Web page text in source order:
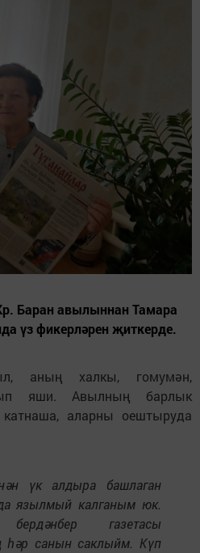
Баран авылыннан Тамара
үз фикерләрен җиткерде.
аның халкы, гомумән,
яши. Авылның барлык
аларны оештыруда
үк алдыра башлаган
язылмый калганым юк.
бердәнбер газетасы
һәр санын саклыйм. Күп